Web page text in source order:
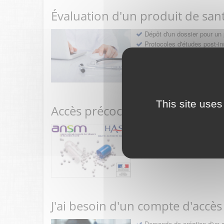
This site
Évaluation d'un produit de
Dépôt d'un dossier pour
Protocoles d'études post-
Accès précoce médicaments
Sollicitation RDV pré-
Déposer une demande
J'ai besoin d'un compte d'accès